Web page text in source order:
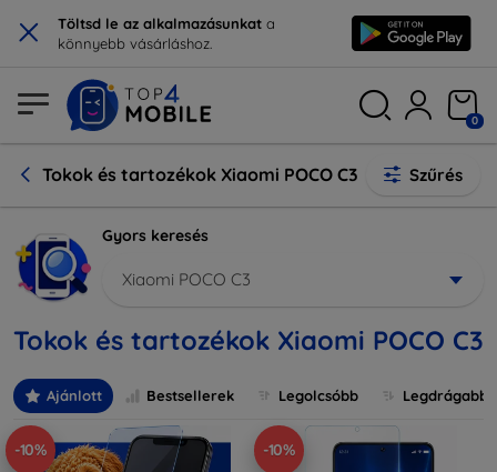
× Töltsd le az alkalmazásunkat a
könnyebb vásárláshoz.
0
Tokok és tartozékok Xiaomi POCO C3 Szűrés
Gyors keresés
Xiaomi POCO C3
Tokok és tartozékok Xiaomi POCO C3
Ajánlott Bestsellerek Legolcsóbb Legdrágabb
-10% -10%